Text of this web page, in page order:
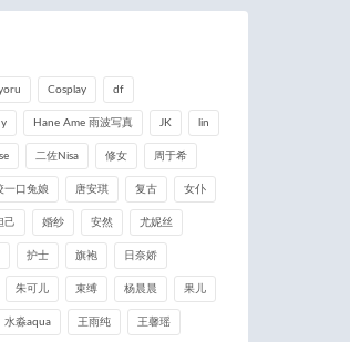
Cosplay df
Hane Ame 雨波写真 JK lin
二佐Nisa 修女 周于希
一口兔娘 唐安琪 复古 女仆
己 婚纱 安然 尤妮丝
护士 旗袍 日奈娇
朱可儿 束缚 杨晨晨 果儿
水淼aqua 王雨纯 王馨瑶